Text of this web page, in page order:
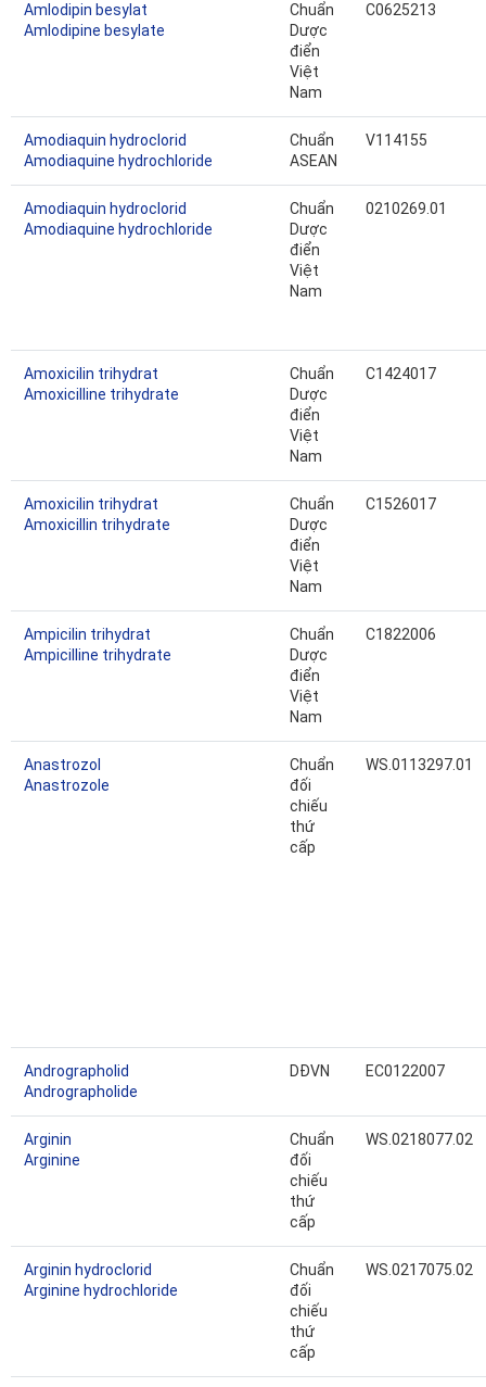
Amlodipin besylat
Amlodipine besylate
Chuẩn
Dược
điển
Việt
Nam
C0625213
Amodiaquin hydroclorid
Amodiaquine hydrochloride
Chuẩn
ASEAN
V114155
Amodiaquin hydroclorid
Amodiaquine hydrochloride
Chuẩn
Dược
điển
Việt
Nam
0210269.01
Amoxicilin trihydrat
Amoxicilline trihydrate
Chuẩn
Dược
điển
Việt
Nam
C1424017
Amoxicilin trihydrat
Amoxicillin trihydrate
Chuẩn
Dược
điển
Việt
Nam
C1526017
Ampicilin trihydrat
Ampicilline trihydrate
Chuẩn
Dược
điển
Việt
Nam
C1822006
Anastrozol
Anastrozole
Chuẩn
đối
chiếu
thứ
cấp
WS.0113297.01
Andrographolid
Andrographolide
DĐVN EC0122007
Arginin
Arginine
Chuẩn
đối
chiếu
thứ
cấp
WS.0218077.02
Arginin hydroclorid
Arginine hydrochloride
Chuẩn
đối
chiếu
thứ
cấp
WS.0217075.02